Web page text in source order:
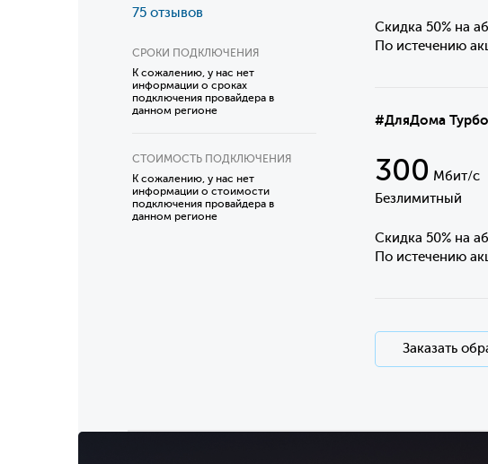
75 отзывов
СРОКИ ПОДКЛЮЧЕНИЯ
К сожалению, у нас нет
информации о сроках
подключения провайдера в
данном регионе
СТОИМОСТЬ ПОДКЛЮЧЕНИЯ
К сожалению, у нас нет
информации о стоимости
подключения провайдера в
данном регионе
Скидка 50% на
По истечению
#ДляДома
300 Мбит/с
Безлимитный
Скидка 50% на
По истечению
Заказать